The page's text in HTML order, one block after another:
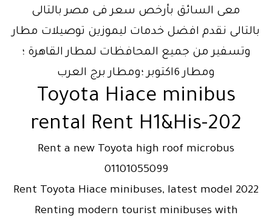
معى السائق بأرخص سعر فى مصر بالتالى
بالتالى نقدم افضل خدمات ليموزين توصيلات مطار
وتسفير من جميع المحافظات لمطار القاهرة ؛
ومطار 6اكتوبر ؛ومطار برج العرب
Toyota Hiace minibus
rental Rent H1&His-202
Rent a new Toyota high roof microbus
01101055099
Rent Toyota Hiace minibuses, latest model 2022
Renting modern tourist minibuses with